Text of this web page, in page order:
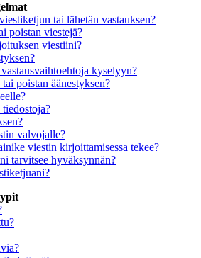
tai lähetän vastauksen?
poistan viestejä?
viestiini?
kyselyyn?
poistan äänestyksen?
valvojalle?
viestin kirjoittamisessa tekee?
tarvitsee hyväksynnän?